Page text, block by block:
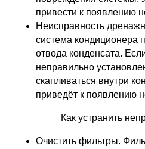
привести к появлению
Неисправность
система кондиционера
отвода конденсата.
неправильно
скапливаться внутри
приведёт к появлению
Как устранить
Очистить фильтры.